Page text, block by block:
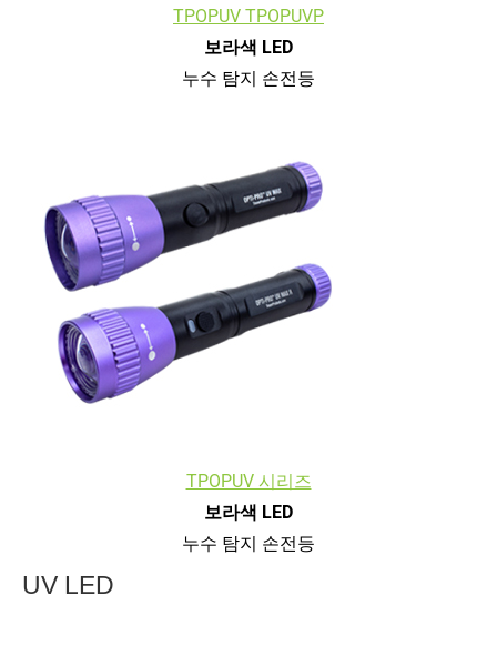
TPOPUV TPOPUVP
보라색 LED
누수 탐지 손전등
TPOPUV 시리즈
보라색 LED
누수 탐지 손전등
UV LED